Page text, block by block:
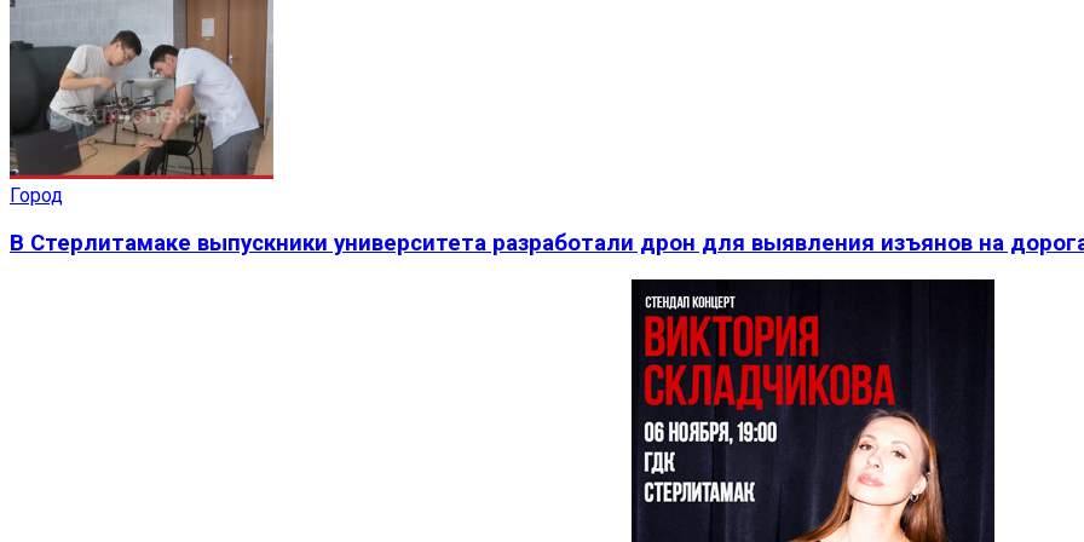
Город
В Стерлитамаке выпускники университета разработали дрон для выявления изъянов на